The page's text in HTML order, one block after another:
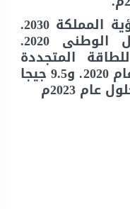
يذكر انه تحقيقاً لاهداف رؤية المملكة 2030.
وفى اطار برنامج التحويل الوطنى 2020.
المتجددة
لانتاج 3.45 جيجا وات بحلول عام 2020. و9.5 جيجا
2023م